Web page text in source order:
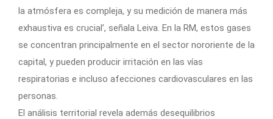
la atmósfera es compleja, y su medición de manera más
exhaustiva es crucial’, señala Leiva. En la RM, estos gases
se concentran principalmente en el sector nororiente de la
capital, y pueden producir irritación en las vías
respiratorias e incluso afecciones cardiovasculares en las
personas.
El análisis territorial revela además desequilibrios